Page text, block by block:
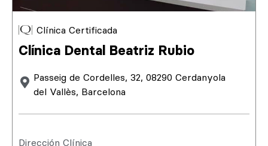
Clínica Certificada
Clínica Dental Beatriz Rubio
Passeig de Cordelles, 32, 08290 Cerdanyola
del Vallès, Barcelona
Dirección Clínica